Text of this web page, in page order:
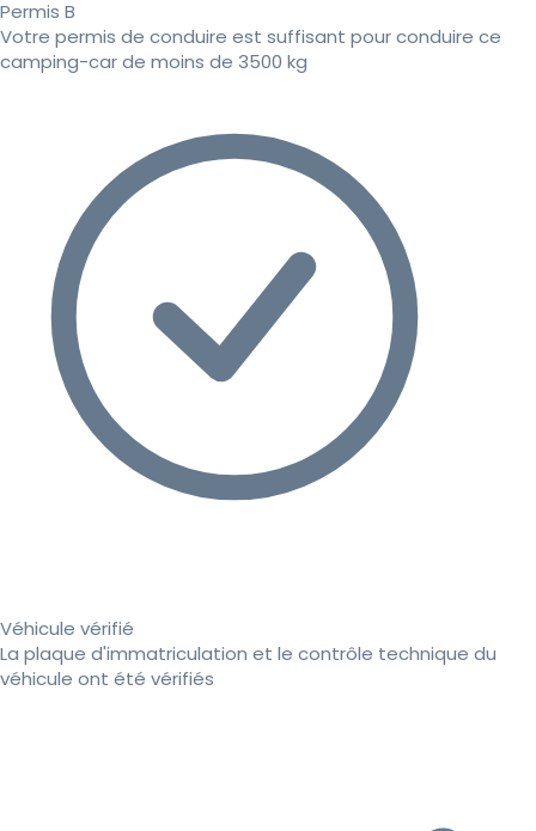
Permis B
Votre permis de conduire est suffisant pour conduire ce
camping-car de moins de 3500 kg
Véhicule vérifié
La plaque d'immatriculation et le contrôle technique du
véhicule ont été vérifiés